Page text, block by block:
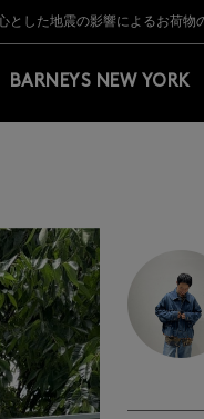
客様は11,000円（税込）以上
う返品・交換承り一時停止のお
とした地震の影響によるお荷物
中】SUMMER SALEのご案内・
客様は11,000円（税込）以上
う返品・交換承り一時停止のお
BARNEYS NEW YORK